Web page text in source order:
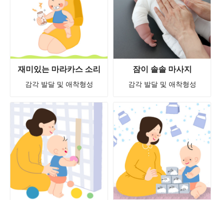
재미있는 마라카스 소리
감각 발달 및 애착형성
잠이 솔솔 마사지
감각 발달 및 애착형성